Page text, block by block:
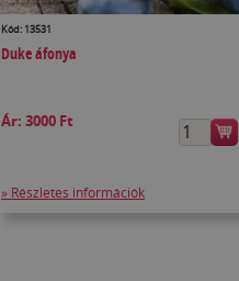
Kód: 13531
Duke áfonya
Ár:3000 Ft
» Részletes információk